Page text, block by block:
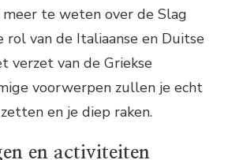
meer te weten over de Slag
rol van de Italiaanse en Duitse
verzet van de Griekse
voorwerpen zullen je echt
en je diep raken.
en activiteiten